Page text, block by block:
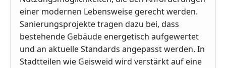
einer modernen Lebensweise gerecht werden.
Sanierungsprojekte tragen dazu bei, dass
bestehende Gebäude energetisch aufgewertet
und an aktuelle Standards angepasst werden. In
Stadtteilen wie Geisweid wird verstärkt auf eine